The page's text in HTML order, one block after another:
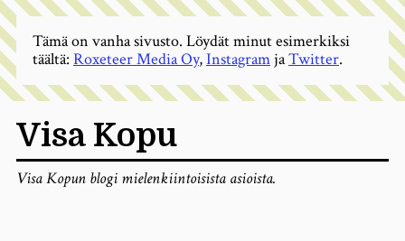
Visa Kopu
Visa Kopun blogi mielenkiintoisista asioista.
Tämä on vanha sivusto. Löydät minut esimerkiksi
täältä: Roxeteer Media Oy,InstagramjaTwitter.